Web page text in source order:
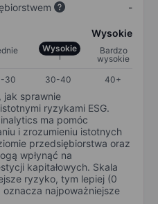
-
Wysokie
Wysokie
Bardzo
wysokie
30 30-40 40+
jak sprawnie
ryzykami ESG.
ma pomóc
i zrozumieniu istotnych
przedsiębiorstwa oraz
wpłynąć na
kapitałowych. Skala
ryzyko, tym lepiej (0
najpoważniejsze